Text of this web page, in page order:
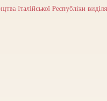
Італійської Республіки